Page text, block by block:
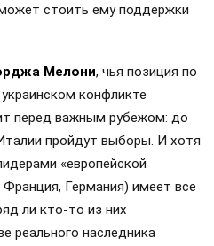
стоить ему поддержки
Мелони, чья позиция по
конфликте
перед важным рубежом: до
пройдут выборы. И хотя
«европейской
Франция, Германия) имеет все
ли кто-то из них
реального наследника